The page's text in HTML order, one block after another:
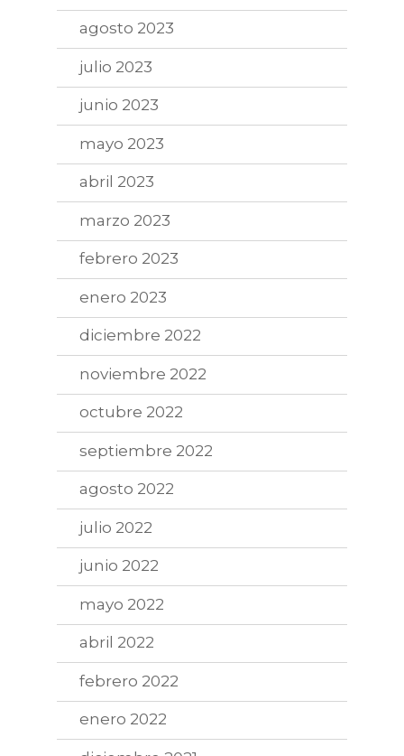
agosto 2023
julio 2023
junio 2023
mayo 2023
abril 2023
marzo 2023
febrero 2023
enero 2023
diciembre 2022
noviembre 2022
octubre 2022
septiembre 2022
agosto 2022
julio 2022
junio 2022
mayo 2022
abril 2022
febrero 2022
enero 2022